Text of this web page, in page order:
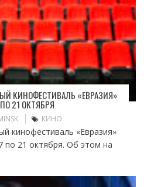
КИНОФЕСТИВАЛЬ «ЕВРАЗИЯ»
21 ОКТЯБРЯ
КИНО
кинофестиваль «Евразия»
по 21 октября. Об этом на